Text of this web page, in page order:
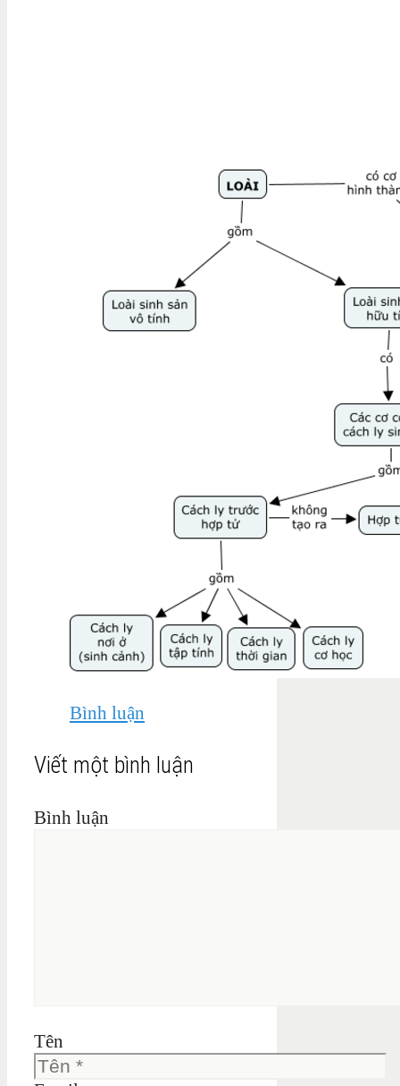
Bình luận
Viết một bình luận
Bình luận
Tên